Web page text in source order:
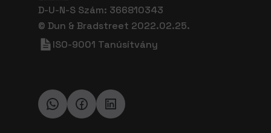
D-U-N-S Szám: 366810343
© Dun & Bradstreet 2022.02.25.
ISO-9001 Tanúsítvány